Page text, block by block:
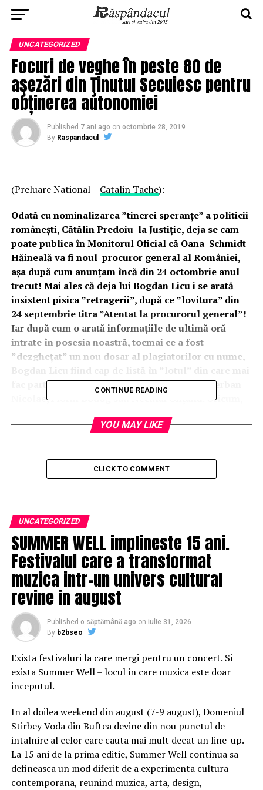
UNCATEGORIZED
Focuri de veghe în peste 80 de
aşezări din Ţinutul Secuiesc pentru
obținerea autonomiei
Published 7 ani ago on octombrie 28, 2019
By Raspandacul
(Preluare National – Catalin Tache):
Odată cu nominalizarea ”tinerei speranțe” a politicii
românești, Cătălin Predoiu la Justiție, deja se cam
poate publica în Monitorul Oficial că Oana Schmidt
Hăineală va fi noul procuror general al României,
așa după cum anunțam încă din 24 octombrie anul
trecut! Mai ales că deja lui Bogdan Licu i se arată
insistent pisica ”retragerii”, după ce ”lovitura” din
24 septembrie titra ”Atentat la procurorul general”!
Iar după cum o arată informațiile de ultimă oră
intrate în posesia noastră, tocmai ce a fost
”dezghețat” un nou dosar al plagiatorilor cu nume,
fac parte Mihai Stănișoară, Robert Negoiță, Șerban
Nicolae, Florin Bodog sau Neculai Onțanu. Oricum,
surprize, acesta fiind mai disciplinat în aplicarea
Uite însă că o mare surpriză ar putea totuși exista! Și
anume faptul că, deși inițiații sistemului sunt pe deplin
el paralel sau de drept tocmai ce își ia țara înapoi,
autorii acestei ”reconquista” s-ar putea să fie cu totul
alții decât cei pe care cam toată lumea a început să-i
arate cu degetul! Iar trezirea din ”adormire” a lui Cătălin
Predoiu, dar și a altora să nu fie opera nici a SRI-ului,
nici a SIE, ci a Direcției Generale de Informații a Armatei!
Existând chiar structuri contrainformative ale altor
servicii secrete care se tem că tot mai discretul, dar și
panicatul general Marian Hăpău ar putea beneficia din
chiar și pentru liderii Partidului Național Liberal! Care au
aflat și ei în ultima clipă că în ”Guvernul Orban” doar
Predoiu și Ciucă sunt bătuți în cuie! Și că astfel generalii
care transformaseră oricum DGIA într-un adevărat stat
în stat ar putea încerca să ocupe tentantele ”goluri”
lăsate în câmpurile tactice din Justiție după anatema
aruncată doar asupra lui Dumitru Dumbravă și Gabriel
Oprea. Iar cu Nicolae Ciucă în fruntea Ministerului
Apărării Naționale și a lui Cătălin Predoiu în cea a
CONTINUE READING
YOU MAY LIKE
CLICK TO COMMENT
UNCATEGORIZED
SUMMER WELL implineste 15 ani.
Festivalul care a transformat
muzica intr-un univers cultural
revine in august
Published o săptămână ago on iulie 31, 2026
By b2bseo
Exista festivaluri la care mergi pentru un concert. Si
exista Summer Well – locul in care muzica este doar
inceputul.
In al doilea weekend din august (7-9 august), Domeniul
Stirbey Voda din Buftea devine din nou punctul de
intalnire al celor care cauta mai mult decat un line-up.
La 15 ani de la prima editie, Summer Well continua sa
defineasca un mod diferit de a experimenta cultura
contemporana, reunind muzica, arta, design,